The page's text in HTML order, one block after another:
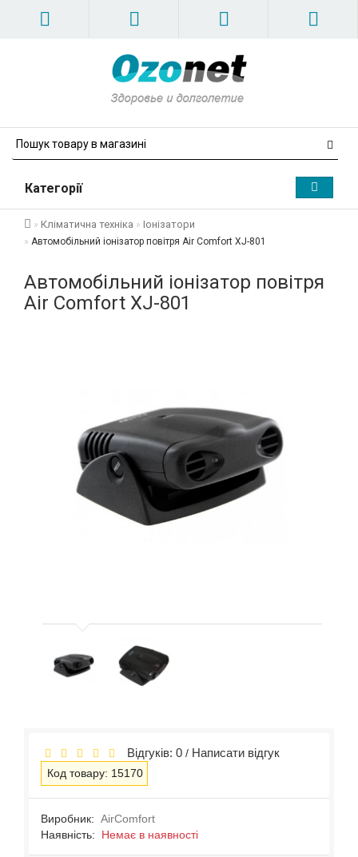
Категорії
Кліматична техніка Іонізатори
Автомобільний іонізатор повітря Air Comfort XJ-801
Автомобільний іонізатор повітря
Air Comfort XJ-801
Відгуків: 0 / Написати відгук
Код товару: 15170
Виробник: AirComfort
Наявність: Немає в наявності